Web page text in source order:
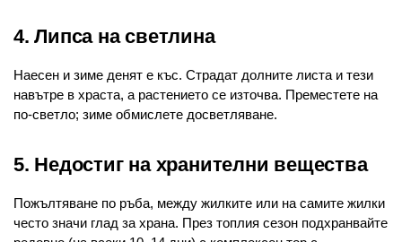
4. Липса на светлина
Наесен и зиме денят е къс. Страдат долните листа и тези
навътре в храста, а растението се източва. Преместете на
по-светло; зиме обмислете досветляване.
5. Недостиг на хранителни вещества
Пожълтяване по ръба, между жилките или на самите жилки
често значи глад за храна. През топлия сезон подхранвайте